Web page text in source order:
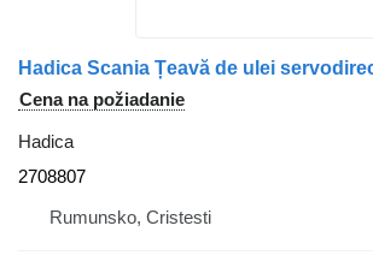
Cena na požiadanie
Hadica
2708807
Rumunsko, Cristesti